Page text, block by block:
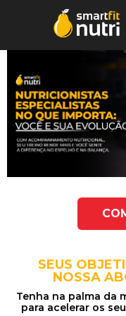
SEUS
NOSSA
Tenha na palma da
para acelerar os